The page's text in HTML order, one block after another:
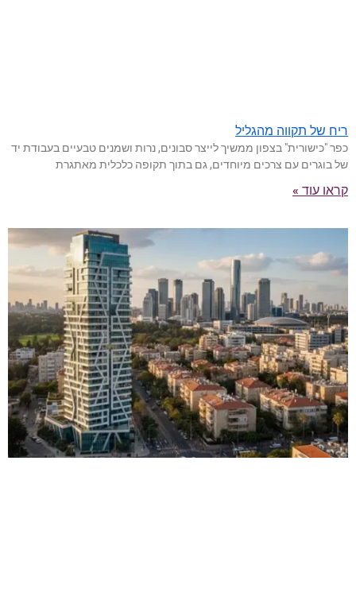
ריח של תקווה מהגליל
כפר "כישורית" בצפון ממשיך לייצר סבונים, נרות ושמנים טבעיים בעבודת יד
של בוגרים עם צרכים מיוחדים, גם בתוך תקופה כלכלית מאתגרת
קראו עוד »